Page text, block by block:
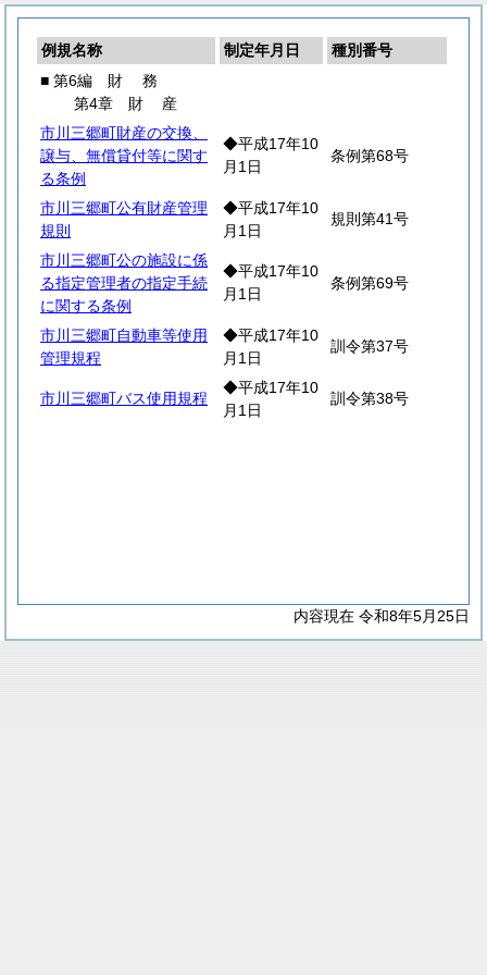
例規名称 制定年月日
種別番号
■ 第6編 財 務
第4章 財 産
市川三郷町財産の交換、
譲与、無償貸付等に関す
る条例
◆平成17年10
月1日
条例第68号
市川三郷町公有財産管理
規則
◆平成17年10
月1日
規則第41号
市川三郷町公の施設に係
る指定管理者の指定手続
に関する条例
◆平成17年10
月1日
条例第69号
市川三郷町自動車等使用
管理規程
◆平成17年10
月1日
訓令第37号
市川三郷町バス使用規程
◆平成17年10
月1日
訓令第38号
内容現在 令和8年5月25日